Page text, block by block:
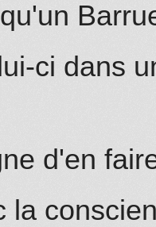
ci dans
d'en
la